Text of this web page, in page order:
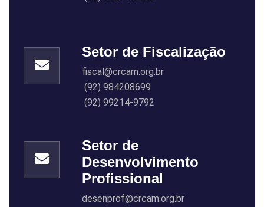
Setor de Fiscalização
fiscal@crcam.org.br
(92) 984208699
(92) 99214-9792
Setor de
Desenvolvimento
Profissional
desenprof@crcam.org.br